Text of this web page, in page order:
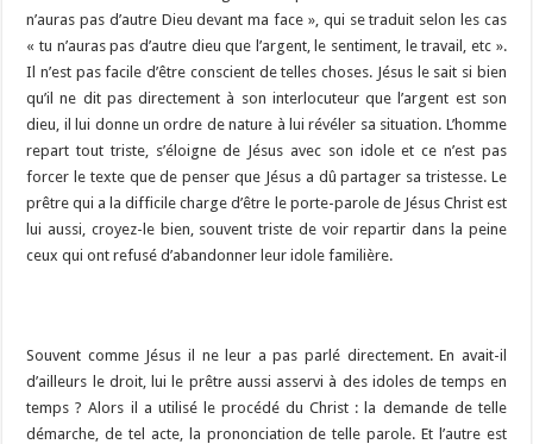
n’auras pas d’autre Dieu devant ma face », qui se traduit selon les cas
« tu n’auras pas d’autre dieu que l’argent, le sentiment, le travail, etc ».
Il n’est pas facile d’être conscient de telles choses. Jésus le sait si bien
qu’il ne dit pas directement à son interlocuteur que l’argent est son
dieu, il lui donne un ordre de nature à lui révéler sa situation. L’homme
repart tout triste, s’éloigne de Jésus avec son idole et ce n’est pas
forcer le texte que de penser que Jésus a dû partager sa tristesse. Le
prêtre qui a la difficile charge d’être le porte-parole de Jésus Christ est
lui aussi, croyez-le bien, souvent triste de voir repartir dans la peine
ceux qui ont refusé d’abandonner leur idole familière.
Souvent comme Jésus il ne leur a pas parlé directement. En avait-il
d’ailleurs le droit, lui le prêtre aussi asservi à des idoles de temps en
temps ? Alors il a utilisé le procédé du Christ : la demande de telle
démarche, de tel acte, la prononciation de telle parole. Et l’autre est